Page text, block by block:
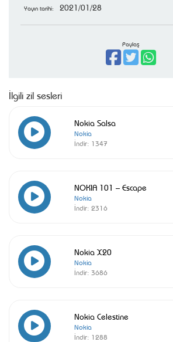
Yayın tarihi: 2021/01/28
Paylaş
İlgili zil sesleri
Nokia Salsa
Nokia
İndir: 1347
NOKIA 101 – Escape
Nokia
İndir: 2316
Nokia X20
Nokia
İndir: 3686
Nokia Celestine
Nokia
İndir: 1288